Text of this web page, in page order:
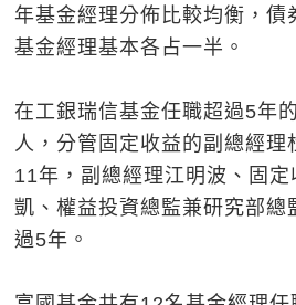
年基金經理分佈比較均衡，債
基金經理基本各占一半。
在工銀瑞信基金任職超過5年
人，分管固定收益的副總經理
11年，副總經理江明波、固
凱、權益投資總監兼研究部總
過5年。